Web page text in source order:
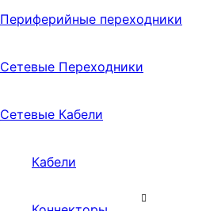
Периферийные переходники
Сетевые Переходники
Сетевые Кабели
Кабели